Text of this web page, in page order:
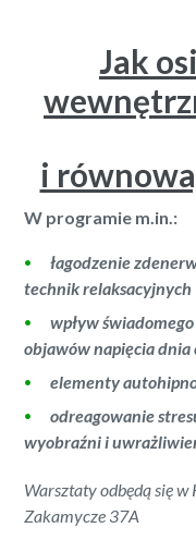
Jak
i
W programie m.in.:
łagodzenie
technik relaksacyjnych
wpływ
objawów napięcia dnia
elementy
odreagowanie
wyobraźni i
Warsztaty odbędą się w
Zakamycze 37A